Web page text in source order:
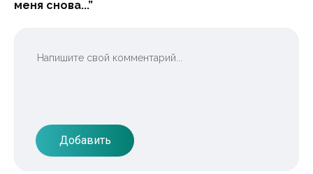
меня снова...”
Добавить